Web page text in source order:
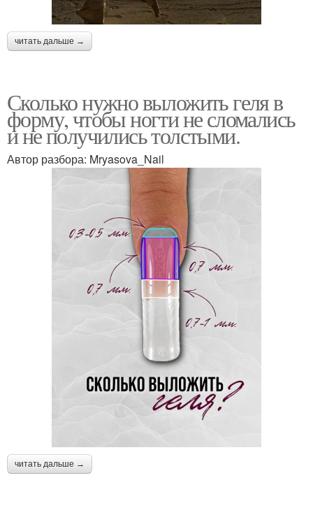
читать дальше →
Сколько нужно выложить геля в
форму, чтобы ногти не сломались
и не получились толстыми.
Автор разбора: Mryasova_Nail
читать дальше →